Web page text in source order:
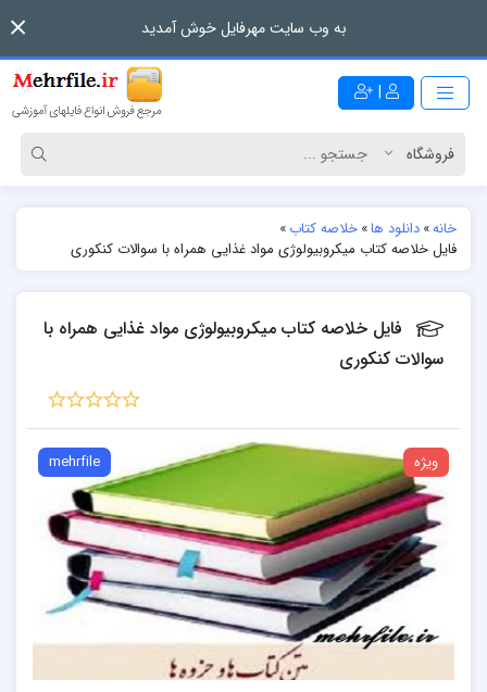
به وب سایت مهرفایل خوش آمدید
|
خانه»دانلود ها»خلاصه کتاب»
فایل خلاصه کتاب میکروبیولوژی مواد غذایی همراه با سوالات کنکوری
فایل خلاصه کتاب میکروبیولوژی مواد غذایی همراه با
سوالات کنکوری
ویژه mehrfile